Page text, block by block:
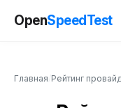
OpenSpeedTest
Главная Рейтинг